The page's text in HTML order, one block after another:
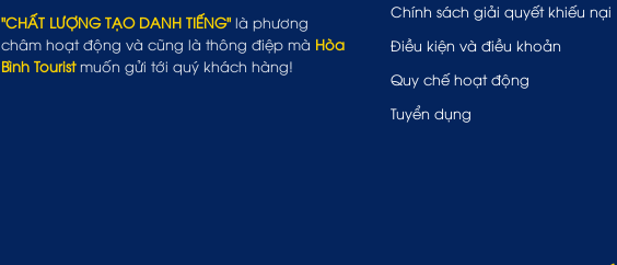
"CHẤT LƯỢNG TẠO DANH TIẾNG" là phương
châm hoạt động và cũng là thông điệp mà Hòa
Bình Touristmuốn gửi tới quý khách hàng!
Chính sách giải quyết khiếu nại
Điều kiện và điều khoản
Quy chế hoạt động
Tuyển dụng